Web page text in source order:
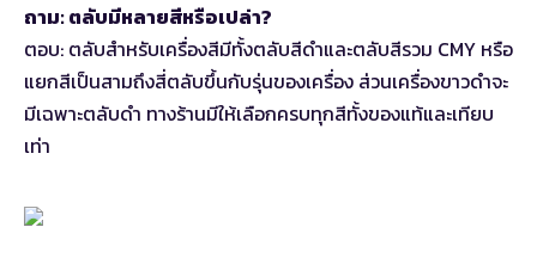
ถาม: ตลับมีหลายสีหรือเปล่า?
ตอบ: ตลับสำหรับเครื่องสีมีทั้งตลับสีดำและตลับสีรวม CMY หรือ
แยกสีเป็นสามถึงสี่ตลับขึ้นกับรุ่นของเครื่อง ส่วนเครื่องขาวดำจะ
มีเฉพาะตลับดำ ทางร้านมีให้เลือกครบทุกสีทั้งของแท้และเทียบ
เท่า